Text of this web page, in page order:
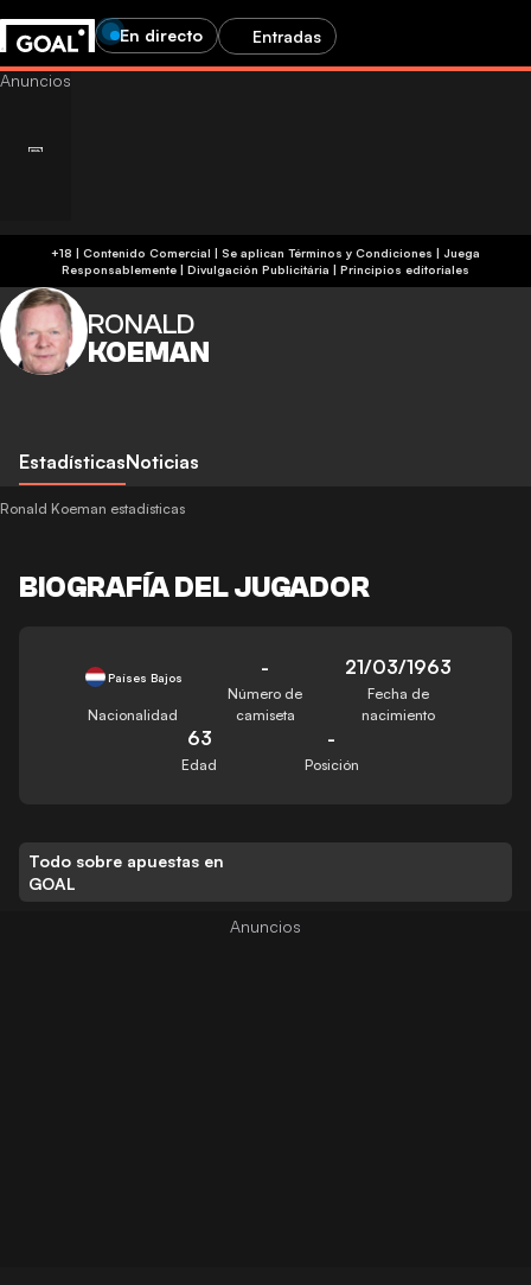
En directo Entradas
+18 | Contenido Comercial | Se aplican Términos y Condiciones | Juega
Responsablemente | Divulgación Publicitária | Principios editoriales
RONALD
KOEMAN
EstadísticasNoticias
Ronald Koeman estadísticas
BIOGRAFÍA DEL JUGADOR
Países Bajos
Nacionalidad
-
Número de
camiseta
21/03/1963
Fecha de
nacimiento
63
Edad
-
Posición
Todo sobre apuestas en
GOAL